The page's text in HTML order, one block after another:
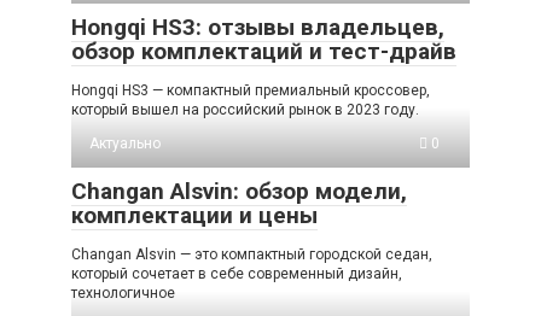
Hongqi HS3: отзывы владельцев,
обзор комплектаций и тест-драйв
Hongqi HS3 — компактный премиальный кроссовер,
который вышел на российский рынок в 2023 году.
Актуально
0
Changan Alsvin: обзор модели,
комплектации и цены
Changan Alsvin — это компактный городской седан,
который сочетает в себе современный дизайн,
технологичное